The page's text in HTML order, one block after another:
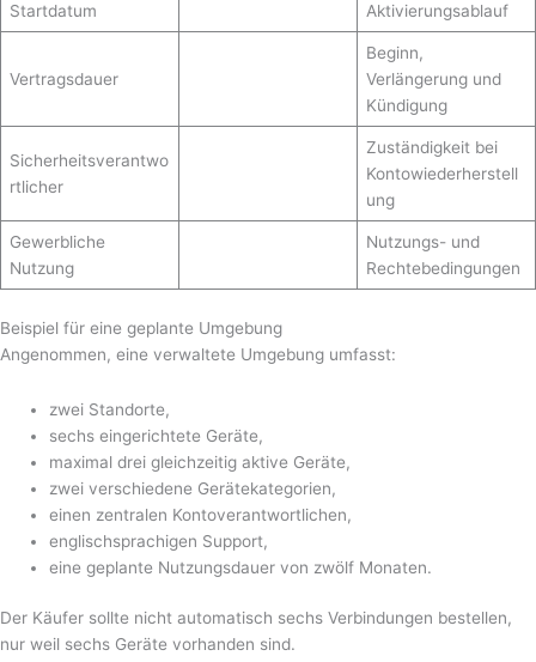
Startdatum
Aktivierungsablauf
Vertragsdauer
Beginn,
Verlängerung und
Kündigung
Sicherheitsverantwo
rtlicher
Zuständigkeit bei
Kontowiederherstell
ung
Gewerbliche
Nutzung
Nutzungs- und
Rechtebedingungen
Beispiel für eine geplante Umgebung
Angenommen, eine verwaltete Umgebung umfasst:
zwei Standorte,
sechs eingerichtete Geräte,
maximal drei gleichzeitig aktive Geräte,
zwei verschiedene Gerätekategorien,
einen zentralen Kontoverantwortlichen,
englischsprachigen Support,
eine geplante Nutzungsdauer von zwölf Monaten.
Der Käufer sollte nicht automatisch sechs Verbindungen bestellen,
nur weil sechs Geräte vorhanden sind.